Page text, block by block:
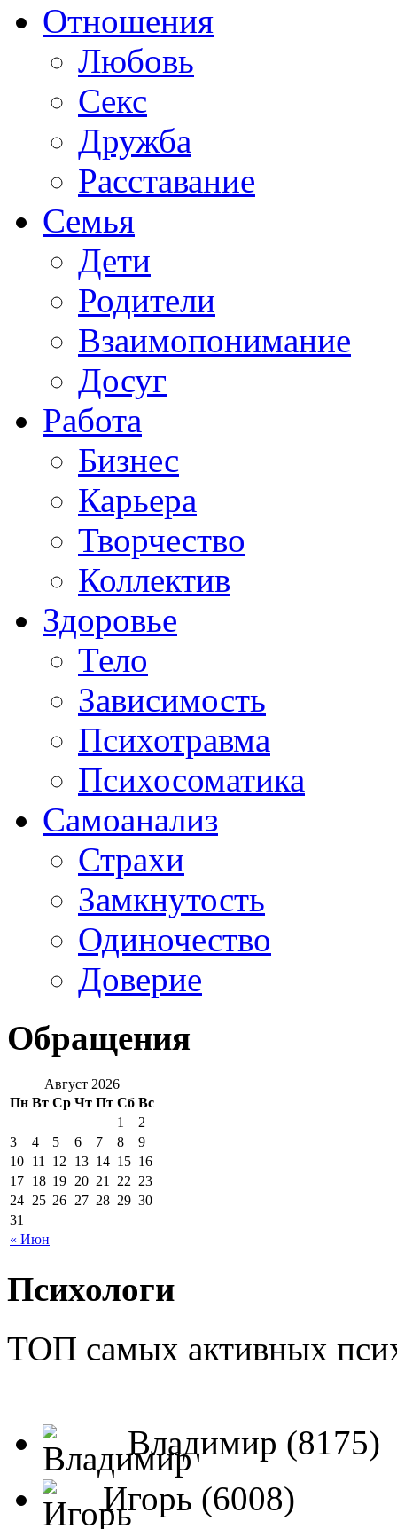
Отношения
Любовь
Секс
Дружба
Расставание
Семья
Дети
Родители
Взаимопонимание
Досуг
Работа
Бизнес
Карьера
Творчество
Коллектив
Здоровье
Тело
Зависимость
Психотравма
Психосоматика
Самоанализ
Страхи
Замкнутость
Одиночество
Доверие
Обращения
Август 2026
Пн Вт Ср Чт Пт Сб Вс
« Июн
1
2
3
4 5 6 7 8
9
10 11 12 13 14 15 16
17 18 19 20 21 22 23
24 25 26 27 28 29 30
31
Психологи
ТОП самых активных
Владимир (8175)
Игорь (6008)